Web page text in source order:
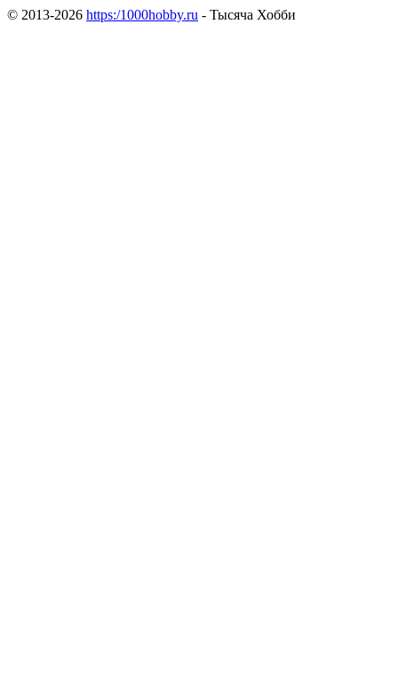
© 2013-2026 https:/1000hobby.ru - Тысяча Хобби